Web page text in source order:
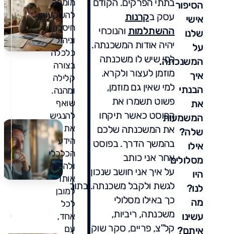
הסיפור
אישי
שלנו
על
המשנכתה.
איך
הבנתי
את
המשמעות
שלה?
אילו
מסלולים
היו
לנו?
מה
עשינו
איתם?
בתתי הפרקים. הקודם
עסק בקרנות
ההשתלמות והנוכחי
יהיה אודות המשכנתה.
למי שיש לו משכנתה
מוזמן לעצור ולקרא.
למי שאין גם מוזמן,
פשוט תשמרו את
הפוסט כאשר תיקחו
את המשכנתה שלכם
בהמשך הדרך. בפוסט
אחר אני כותב
על איך אני חושב שנכון
לגשת ולקבל משכנתה. בתוך
כך באילו מסלולי
משכנתה, ריביות,
קל"צ, פריים, סקר שוק
מומחה
להשקעות,
חיסכון
וניהול
כלכלה
בצורה
קלילה
ומהנה.
שואף
להנגיש
את
הידע
הכלכלי
ולהפוך
אותו
למובן
לכל
אחד,
עם